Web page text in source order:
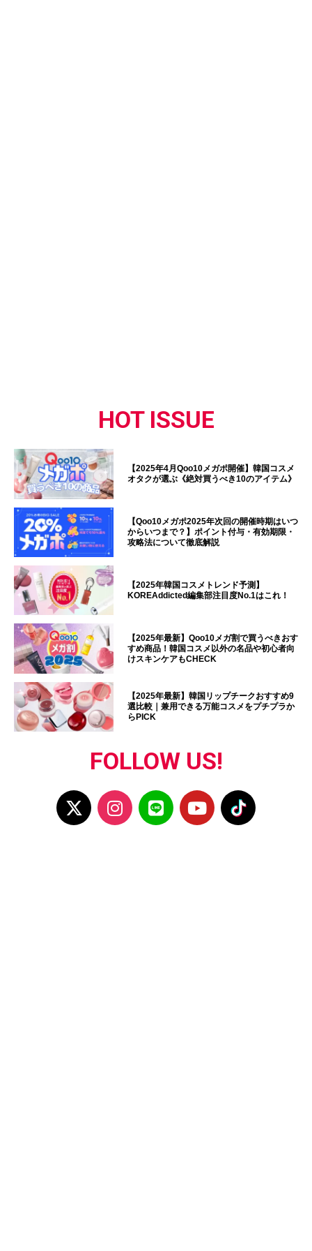
HOT ISSUE
【2025年4月Qoo10メガポ開催】韓国コスメ
オタクが選ぶ《絶対買うべき10のアイテム》
【Qoo10メガポ2025年次回の開催時期はいつ
からいつまで？】ポイント付与・有効期限・
攻略法について徹底解説
【2025年韓国コスメトレンド予測】
KOREAddicted編集部注目度No.1はこれ！
【2025年最新】Qoo10メガ割で買うべきおす
すめ商品！韓国コスメ以外の名品や初心者向
けスキンケアもCHECK
【2025年最新】韓国リップチークおすすめ9
選比較｜兼用できる万能コスメをプチプラか
らPICK
FOLLOW US!